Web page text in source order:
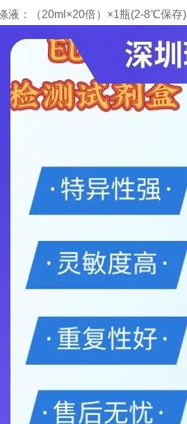
液：（20ml×20倍）×1瓶(2-8℃保存)